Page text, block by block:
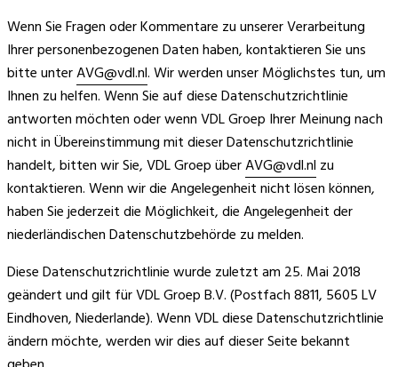
Wenn Sie Fragen oder Kommentare zu unserer Verarbeitung
Ihrer personenbezogenen Daten haben, kontaktieren Sie uns
bitte unterAVG@vdl.nl. Wir werden unser Möglichstes tun, um
Ihnen zu helfen. Wenn Sie auf diese Datenschutzrichtlinie
antworten möchten oder wenn VDL Groep Ihrer Meinung nach
nicht in Übereinstimmung mit dieser Datenschutzrichtlinie
handelt, bitten wir Sie, VDL Groep überAVG@vdl.nl zu
kontaktieren. Wenn wir die Angelegenheit nicht lösen können,
haben Sie jederzeit die Möglichkeit, die Angelegenheit der
niederländischen Datenschutzbehörde zu melden.
Diese Datenschutzrichtlinie wurde zuletzt am 25. Mai 2018
geändert und gilt für VDL Groep B.V. (Postfach 8811, 5605 LV
Eindhoven, Niederlande). Wenn VDL diese Datenschutzrichtlinie
ändern möchte, werden wir dies auf dieser Seite bekannt